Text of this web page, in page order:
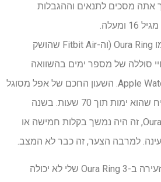
אתה מסכים לתנאים וההגבלות
מעקבי כושר ללא מסך כמו Oura Ring (וה-Fitbit Air שהושק
סוללה של מספר ימים בהשוואה
למשהו כמו Apple Watch Series 11. השעון החכם של אפל מסוגל
לאין שיעור, אך סביר להניח שהוא ימות תוך 70 שעות. בשנה
הראשונה שלי עם טבעת Oura, זה היה נמשך בקלות חמישה או
למרבה הצער, זה כבר לא המצב.
לאחר שנתיים, הסוללה הזעירה ב-Oura Ring 3 שלי לא יכולה